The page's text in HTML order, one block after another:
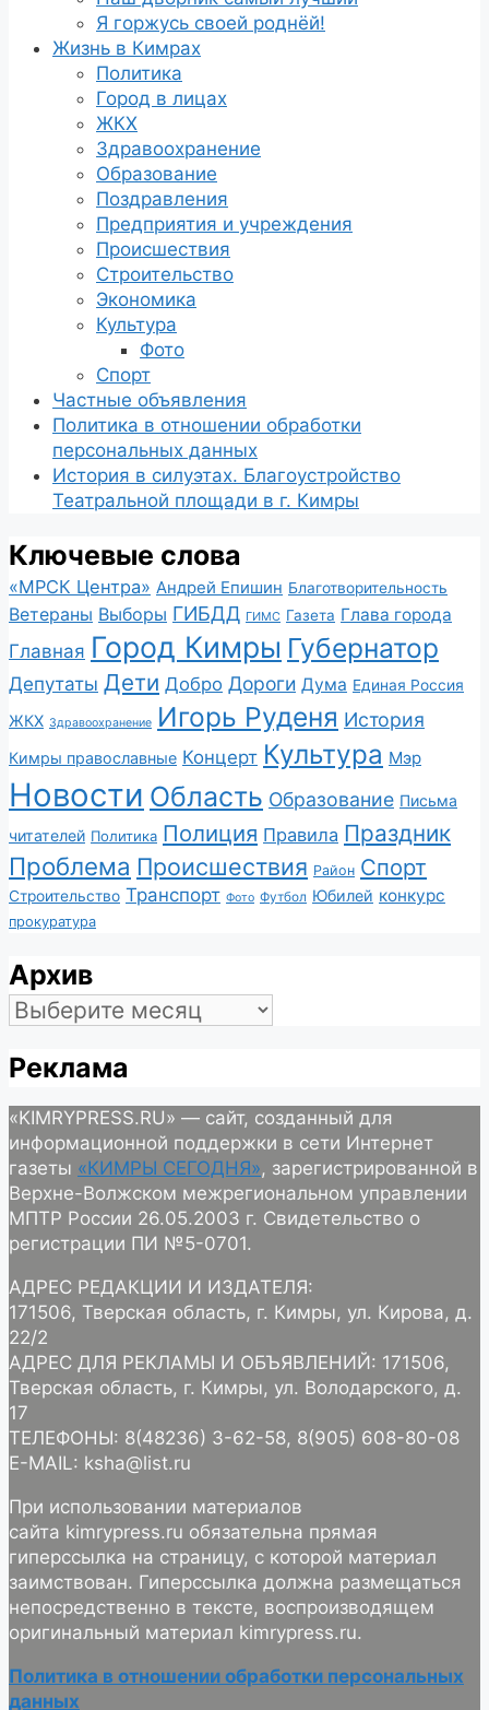
Я горжусь своей роднёй!
Жизнь в Кимрах
Политика
Город в лицах
ЖКХ
Здравоохранение
Образование
Поздравления
Предприятия и учреждения
Происшествия
Строительство
Экономика
Культура
Фото
Спорт
Частные объявления
Политика в отношении обработки
персональных данных
История в силуэтах. Благоустройство
Театральной площади в г. Кимры
Ключевые слова
«МРСК Центра» Андрей Епишин Благотворительность
Ветераны Выборы ГИБДД ГИМС Газета Глава города
Главная Город Кимры Губернатор
Депутаты Дети Добро Дороги Дума Единая Россия
ЖКХ Здравоохранение Игорь Руденя История
Кимры православные Концерт Культура Мэр
Новости Область Образование Письма
читателей Политика Полиция Правила Праздник
Проблема Происшествия Район Спорт
Строительство Транспорт Фото Футбол Юбилей конкурс
прокуратура
Архив
Архив
Реклама
«KIMRYPRESS.RU» — сайт, созданный для
информационной поддержки в сети Интернет
газеты «КИМРЫ СЕГОДНЯ», зарегистрированной в
Верхне-Волжском межрегиональном управлении
МПТР России 26.05.2003 г. Свидетельство о
регистрации ПИ №5-0701.
АДРЕС РЕДАКЦИИ И ИЗДАТЕЛЯ:
171506, Тверская область, г. Кимры, ул. Кирова, д.
22/2
АДРЕС ДЛЯ РЕКЛАМЫ И ОБЪЯВЛЕНИЙ: 171506,
Тверская область, г. Кимры, ул. Володарского, д.
17
ТЕЛЕФОНЫ: 8(48236) 3-62-58, 8(905) 608-80-08
E-MAIL: ksha@list.ru
При использовании материалов
сайта kimrypress.ru обязательна прямая
гиперссылка на страницу, с которой материал
заимствован. Гиперссылка должна размещаться
непосредственно в тексте, воспроизводящем
оригинальный материал kimrypress.ru.
Политика в отношении обработки персональных
данных